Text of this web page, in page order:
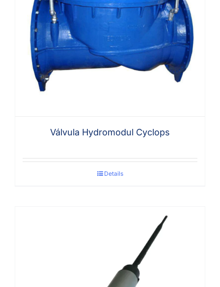
Válvula Hydromodul Cyclops
Details